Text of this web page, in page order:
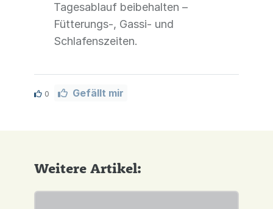
Tagesablauf beibehalten –
Fütterungs-, Gassi- und
Schlafenszeiten.
0 Gefällt mir
Weitere Artikel: